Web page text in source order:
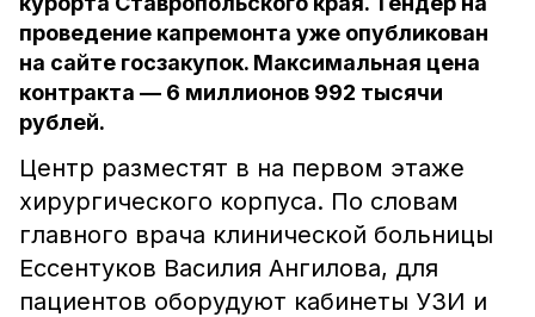
проведение капремонта уже опубликован
на сайте госзакупок. Максимальная цена
контракта — 6 миллионов 992 тысячи
рублей.
Центр разместят в на первом этаже
хирургического корпуса. По словам
главного врача клинической больницы
Ессентуков Василия Ангилова, для
пациентов оборудуют кабинеты УЗИ и